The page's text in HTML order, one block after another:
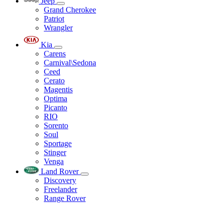
Grand Cherokee
Patriot
Wrangler
Kia
Carens
Carnival\Sedona
Ceed
Cerato
Magentis
Optima
Picanto
RIO
Sorento
Soul
Sportage
Stinger
Venga
Land Rover
Discovery
Freelander
Range Rover